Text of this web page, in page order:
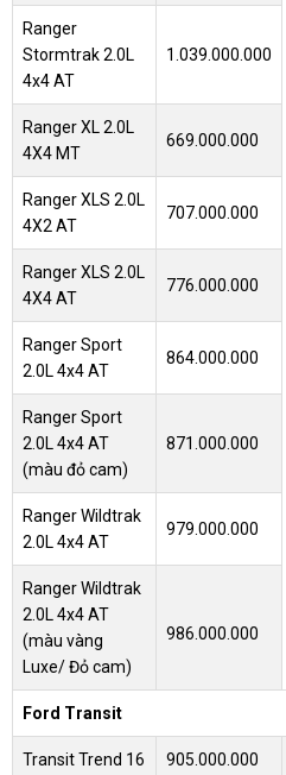
Ranger
Stormtrak 2.0L
4x4 AT
1.039.000.000
Ranger XL 2.0L
4X4 MT
669.000.000
Ranger XLS 2.0L
4X2 AT
707.000.000
Ranger XLS 2.0L
4X4 AT
776.000.000
Ranger Sport
2.0L 4x4 AT
864.000.000
Ranger Sport
2.0L 4x4 AT
(màu đỏ cam)
871.000.000
Ranger Wildtrak
2.0L 4x4 AT
979.000.000
Ranger Wildtrak
2.0L 4x4 AT
(màu vàng
Luxe/ Đỏ cam)
986.000.000
Ford Transit
Transit Trend 16
905.000.000